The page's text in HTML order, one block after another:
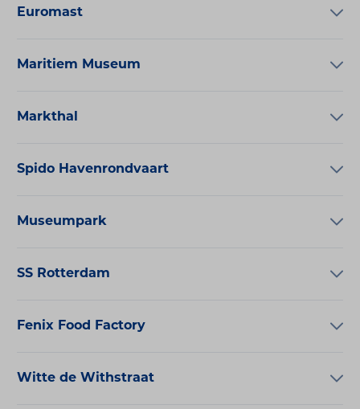
Euromast
Maritiem Museum
Markthal
Spido Havenrondvaart
Museumpark
SS Rotterdam
Fenix Food Factory
Witte de Withstraat